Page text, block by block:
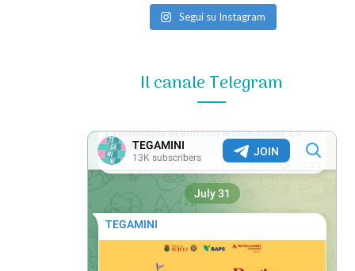
Segui su Instagram
Il canale Telegram